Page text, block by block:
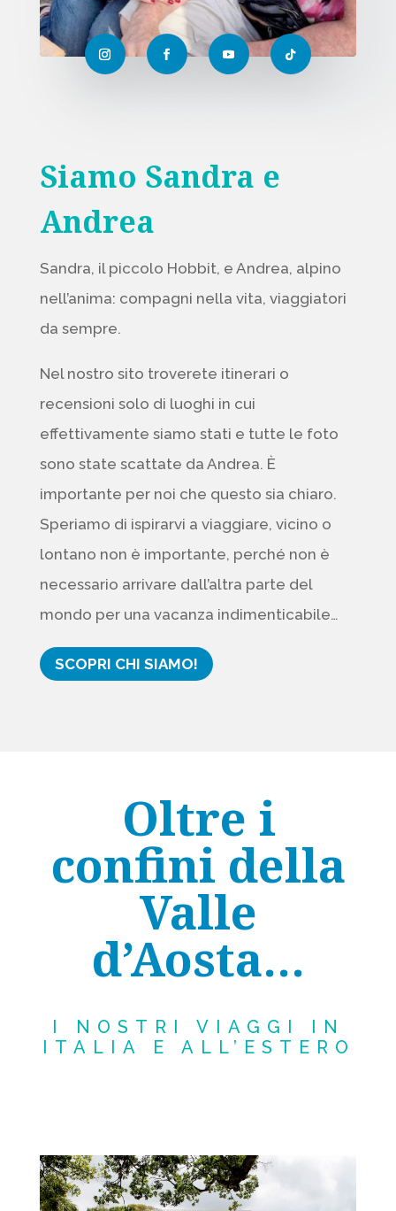
Siamo Sandra e
Andrea
Sandra, il piccolo Hobbit, e Andrea, alpino
nell’anima: compagni nella vita, viaggiatori
da sempre.
Nel nostro sito troverete itinerari o
recensioni solo di luoghi in cui
effettivamente siamo stati e tutte le foto
sono state scattate da Andrea. È
importante per noi che questo sia chiaro.
Speriamo di ispirarvi a viaggiare, vicino o
lontano non è importante, perché non è
necessario arrivare dall’altra parte del
mondo per una vacanza indimenticabile…
SCOPRI CHI SIAMO!
Oltre i
confini della
Valle
d’Aosta…
I NOSTRI VIAGGI IN
ITALIA E ALL’ESTERO